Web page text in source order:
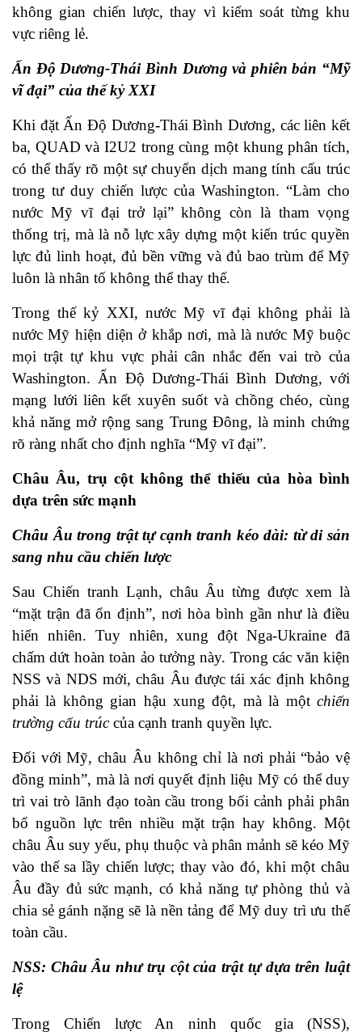
không gian chiến lược, thay vì kiểm soát từng khu
vực riêng lẻ.
Ấn Độ Dương-Thái Bình Dương và phiên bản “Mỹ
vĩ đại” của thế kỷ XXI
Khi đặt Ấn Độ Dương-Thái Bình Dương, các liên kết
ba, QUAD và I2U2 trong cùng một khung phân tích,
có thể thấy rõ một sự chuyển dịch mang tính cấu trúc
trong tư duy chiến lược của Washington. “Làm cho
nước Mỹ vĩ đại trở lại” không còn là tham vọng
thống trị, mà là nỗ lực xây dựng một kiến trúc quyền
lực đủ linh hoạt, đủ bền vững và đủ bao trùm để Mỹ
luôn là nhân tố không thể thay thế.
Trong thế kỷ XXI, nước Mỹ vĩ đại không phải là
nước Mỹ hiện diện ở khắp nơi, mà là nước Mỹ buộc
mọi trật tự khu vực phải cân nhắc đến vai trò của
Washington. Ấn Độ Dương-Thái Bình Dương, với
mạng lưới liên kết xuyên suốt và chồng chéo, cùng
khả năng mở rộng sang Trung Đông, là minh chứng
rõ ràng nhất cho định nghĩa “Mỹ vĩ đại”.
Châu Âu, trụ cột không thể thiếu của hòa bình
dựa trên sức mạnh
Châu Âu trong trật tự cạnh tranh kéo dài: từ di sản
sang nhu cầu chiến lược
Sau Chiến tranh Lạnh, châu Âu từng được xem là
“mặt trận đã ổn định”, nơi hòa bình gần như là điều
hiển nhiên. Tuy nhiên, xung đột Nga-Ukraine đã
chấm dứt hoàn toàn ảo tưởng này. Trong các văn kiện
NSS và NDS mới, châu Âu được tái xác định không
phải là không gian hậu xung đột, mà là một chiến
trường cấu trúccủa cạnh tranh quyền lực.
Đối với Mỹ, châu Âu không chỉ là nơi phải “bảo vệ
đồng minh”, mà là nơi quyết định liệu Mỹ có thể duy
trì vai trò lãnh đạo toàn cầu trong bối cảnh phải phân
bổ nguồn lực trên nhiều mặt trận hay không. Một
châu Âu suy yếu, phụ thuộc và phân mảnh sẽ kéo Mỹ
vào thế sa lầy chiến lược; thay vào đó, khi một châu
Âu đầy đủ sức mạnh, có khả năng tự phòng thủ và
chia sẻ gánh nặng sẽ là nền tảng để Mỹ duy trì ưu thế
toàn cầu.
NSS: Châu Âu như trụ cột của trật tự dựa trên luật
lệ
Trong Chiến lược An ninh quốc gia (NSS),